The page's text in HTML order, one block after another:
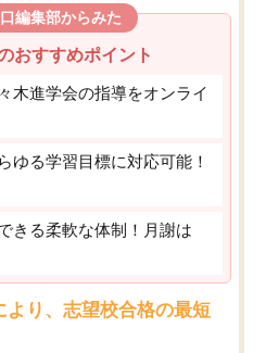
編集部からみた
おすすめポイント
木進学会の指導をオンライ
ゆる学習目標に対応可能！
きる柔軟な体制！月謝は
より、志望校合格の最短